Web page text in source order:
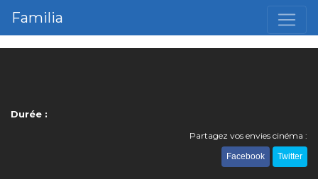
Familia
Durée :
Partagez vos envies cinéma :
Facebook Twitter